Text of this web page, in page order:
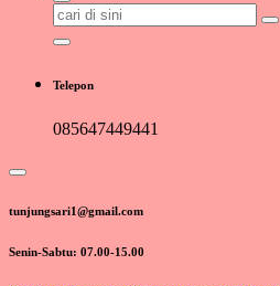
Pencarian
untuk:
Telepon
085647449441
tunjungsari1@gmail.com
Senin-Sabtu: 07.00-15.00